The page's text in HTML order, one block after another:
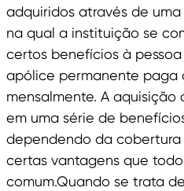
adquiridos através de
na qual a instituição se
certos benefícios à
apólice permanente paga
mensalmente. A aquisição
em uma série de
dependendo da cobertura
certas vantagens que
comum.Quando se trata